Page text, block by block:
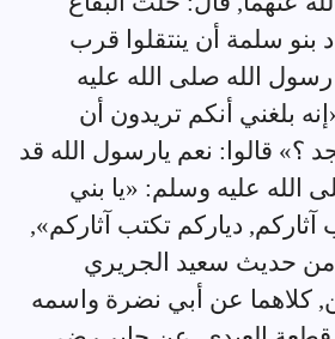
بنو سلمة أن ينتقلوا قرب
الله صلى الله عليه
بلغني أنكم تريدون أن
؟» قالوا: نعم يارسول الله قد
الله عليه وسلم: «يا بني
دياركم تكتب آثاركم»,
حديث سعيد الجريري
عن أبي نضرة واسمه